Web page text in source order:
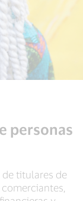
personas
titulares de